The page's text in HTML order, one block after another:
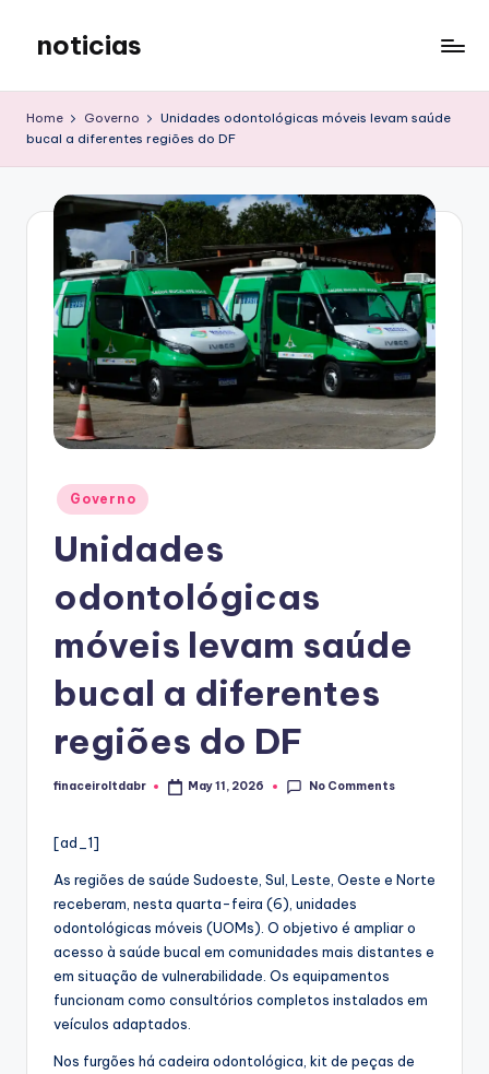
content
noticias
Home Governo
Unidades odontológicas móveis levam saúde
bucal a diferentes regiões do DF
Posted
in
Governo
Unidades
odontológicas
móveis levam saúde
bucal a diferentes
regiões do DF
Posted
finaceiroltdabr May 11, 2026 No Comments
[ad_1]
As regiões de saúde Sudoeste, Sul, Leste, Oeste e Norte
receberam, nesta quarta-feira (6), unidades
odontológicas móveis (UOMs). O objetivo é ampliar o
acesso à saúde bucal em comunidades mais distantes e
em situação de vulnerabilidade. Os equipamentos
funcionam como consultórios completos instalados em
veículos adaptados.
Nos furgões há cadeira odontológica, kit de peças de